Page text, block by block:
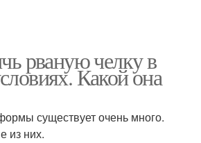
рваную челку в
Какой она
существует очень много.
из них.